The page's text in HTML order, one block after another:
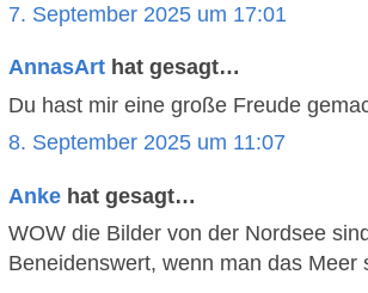
7. September 2025 um 17:01
AnnasArt hat gesagt…
Du hast mir eine große Freude
8. September 2025 um 11:07
Anke hat gesagt…
WOW die Bilder von der Nordsee
Beneidenswert, wenn man das Meer